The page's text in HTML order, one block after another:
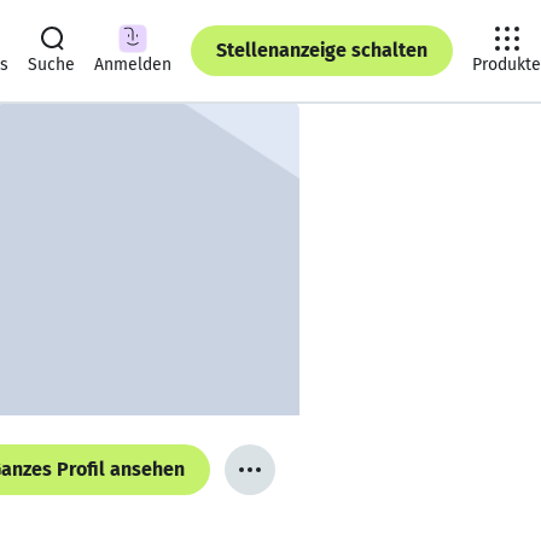
Suche Anmelden
Stellenanzeige schalten
Produkte
Profil ansehen